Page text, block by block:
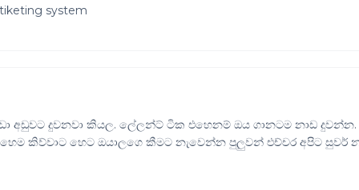
system
අඩුවට දුවනවා කියල. ලේලන්ට් ටික එහෙනම් ඔය ගානටම නාඩ දුවන්න.
කිව්වාට හෙට ඔයාලගෙ කීමට නැවෙන්න පුලුවන් එච්චර අපිට සුවර්